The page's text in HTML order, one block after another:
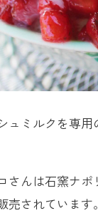
ュミルクを専
さんは石窯ナ
売されています。